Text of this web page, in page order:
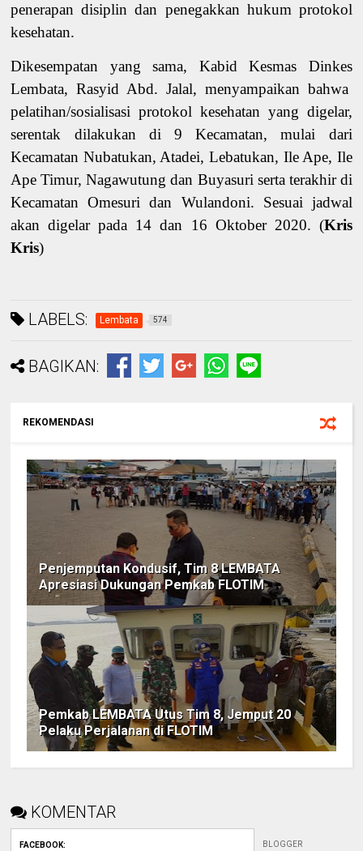
penerapan disiplin dan penegakkan hukum protokol
kesehatan.
Dikesempatan yang sama, Kabid Kesmas Dinkes
Lembata, Rasyid Abd. Jalal, menyampaikan bahwa
pelatihan/sosialisasi protokol kesehatan yang digelar,
serentak dilakukan di 9 Kecamatan, mulai dari
Kecamatan Nubatukan, Atadei, Lebatukan, Ile Ape, Ile
Ape Timur, Nagawutung dan Buyasuri serta terakhir di
Kecamatan Omesuri dan Wulandoni. Sesuai jadwal
akan digelar pada 14 dan 16 Oktober 2020. (Kris
Kris)
LABELS: Lembata 574
BAGIKAN:
REKOMENDASI
Penjemputan Kondusif, Tim 8 LEMBATA
Apresiasi Dukungan Pemkab FLOTIM
Pemkab LEMBATA Utus Tim 8, Jemput 20
Pelaku Perjalanan di FLOTIM
KOMENTAR
FACEBOOK: BLOGGER